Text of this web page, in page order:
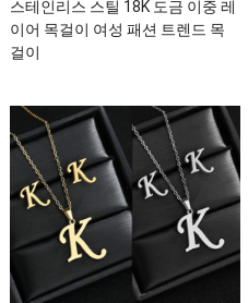
스테인리스 스틸 18K 도금 이중 레
이어 목걸이 여성 패션 트렌드 목
걸이